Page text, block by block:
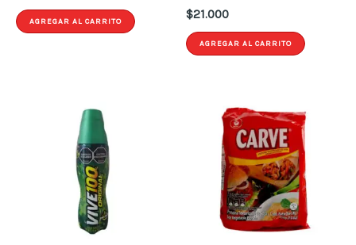
AGREGAR AL CARRITO
$21.000
AGREGAR AL CARRITO